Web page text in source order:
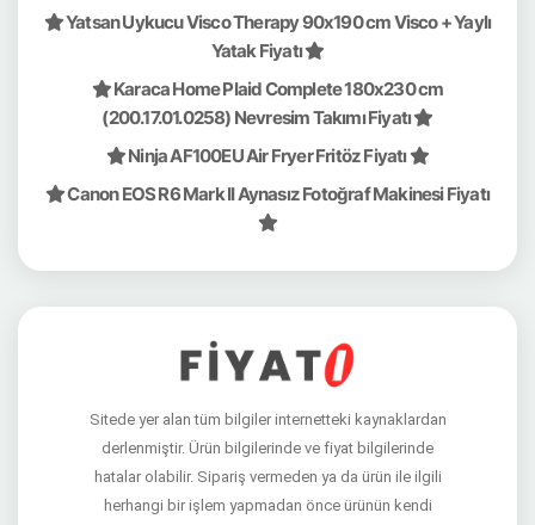
Yatsan Uykucu Visco Therapy 90x190 cm Visco + Yaylı
Yatak Fiyatı
Karaca Home Plaid Complete 180x230 cm
(200.17.01.0258) Nevresim Takımı Fiyatı
Ninja AF100EU Air Fryer Fritöz Fiyatı
Canon EOS R6 Mark II Aynasız Fotoğraf Makinesi Fiyatı
Sitede yer alan tüm bilgiler internetteki kaynaklardan
derlenmiştir. Ürün bilgilerinde ve fiyat bilgilerinde
hatalar olabilir. Sipariş vermeden ya da ürün ile ilgili
herhangi bir işlem yapmadan önce ürünün kendi